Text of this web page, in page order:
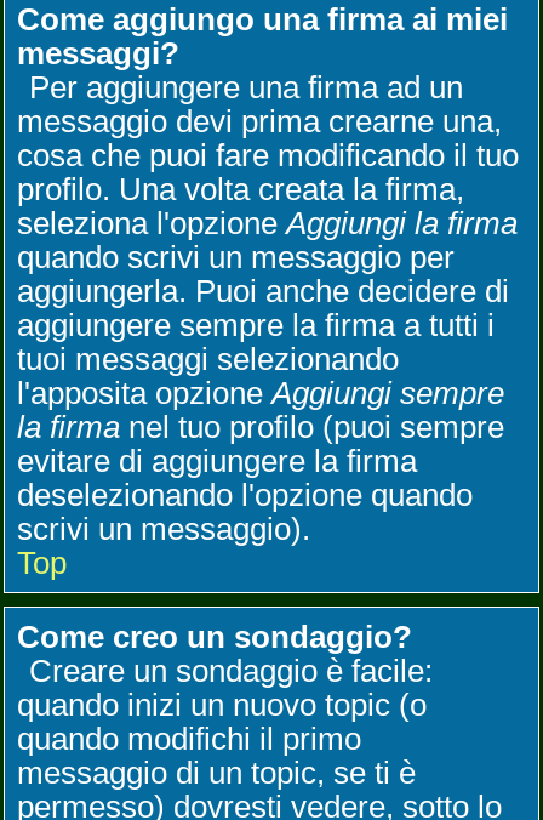
Come aggiungo una firma ai miei
messaggi?
Per aggiungere una firma ad un
messaggio devi prima crearne una,
cosa che puoi fare modificando il tuo
profilo. Una volta creata la firma,
seleziona l'opzioneAggiungi la firma
quando scrivi un messaggio per
aggiungerla. Puoi anche decidere di
aggiungere sempre la firma a tutti i
tuoi messaggi selezionando
l'apposita opzioneAggiungi sempre
la firma nel tuo profilo (puoi sempre
evitare di aggiungere la firma
deselezionando l'opzione quando
scrivi un messaggio).
Top
Come creo un sondaggio?
Creare un sondaggio è facile:
quando inizi un nuovo topic (o
quando modifichi il primo
messaggio di un topic, se ti è
permesso) dovresti vedere, sotto lo